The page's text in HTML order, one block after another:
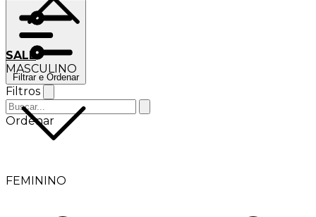
SALE
MASCULINO
FEMININO
Filtrar e Ordenar
Filtros
Ordenar